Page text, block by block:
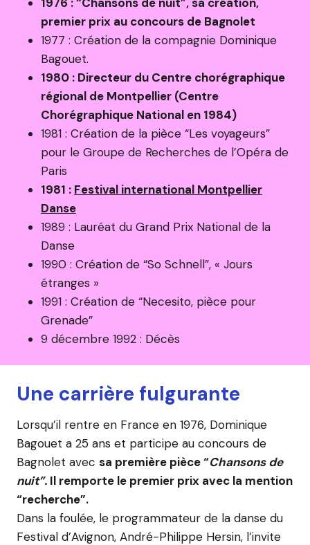
premier prix au concours de Bagnolet
1977 : Création de la compagnie Dominique
Bagouet.
1980 : Directeur du Centre chorégraphique
régional de Montpellier (Centre
Chorégraphique National en 1984)
1981 : Création de la pièce “Les voyageurs”
pour le Groupe de Recherches de l’Opéra de
Paris
1981 : Festival international Montpellier
Danse
1989 : Lauréat du Grand Prix National de la
Danse
1990 : Création de “So Schnell”, « Jours
étranges »
1991 : Création de “Necesito, pièce pour
Grenade”
9 décembre 1992 : Décès
Une carrière fulgurante
Lorsqu’il rentre en France en 1976, Dominique
Bagouet a 25 ans et participe au concours de
Bagnolet avec sa première pièce “Chansons de
nuit”. Il remporte le premier prix avec la mention
“recherche”.
Dans la foulée, le programmateur de la danse du
Festival d’Avignon, André-Philippe Hersin, l’invite